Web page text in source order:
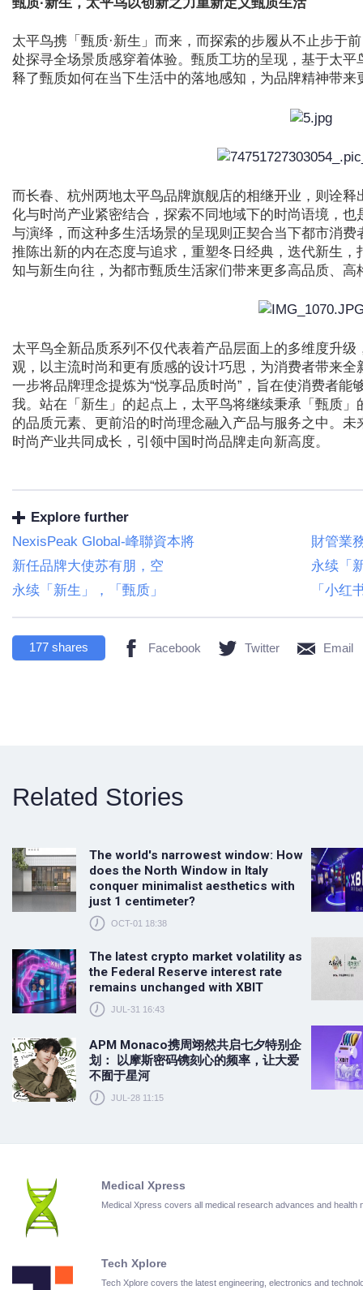
太平鸟携「甄质·新生」而来，而探索的步履从不止步于
处探寻全场景质感穿着体验。甄质工坊的呈现，基于太
释了甄质如何在当下生活中的落地感知，为品牌精神带来
而长春、杭州两地太平鸟品牌旗舰店的相继开业，则诠
化与时尚产业紧密结合，探索不同地域下的时尚语境，
与演绎，而这种多生活场景的呈现则正契合当下都市消
推陈出新的内在态度与追求，重塑冬日经典，迭代新生
知与新生向往，为都市甄质生活家们带来更多高品质、高
太平鸟全新品质系列不仅代表着产品层面上的多维度升级
观，以主流时尚和更有质感的设计巧思，为消费者带来
一步将品牌理念提炼为“悦享品质时尚”，旨在使消费者能
我。站在「新生」的起点上，太平鸟将继续秉承「甄质
的品质元素、更前沿的时尚理念融入产品与服务之中。
时尚产业共同成长，引领中国时尚品牌走向新高度。
Explore further
NexisPeak Global-峰聯資本將
財管業
新任品牌大使苏有朋，空
永续「
永续「新生」，「甄质」
「小红
177 shares Facebook Twitter Email
Related Stories
The world's narrowest window: How
does the North Window in Italy
conquer minimalist aesthetics with
just 1 centimeter?
OCT-01 18:38
The latest crypto market volatility as
the Federal Reserve interest rate
remains unchanged with XBIT
JUL-31 16:43
APM Monaco携周翊然共启七夕特别企
划： 以摩斯密码镌刻心的频率，让大爱
不囿于星河
JUL-28 11:15
Medical Xpress
Medical Xpress covers all medical research advances and health
Tech Xplore
Tech Xplore covers the latest engineering, electronics and